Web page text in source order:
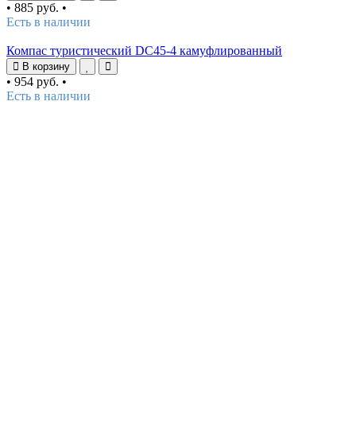
• 885 руб. •
Есть в наличии
Компас туристический DC45-4 камуфлированный
В корзину
• 954 руб. •
Есть в наличии